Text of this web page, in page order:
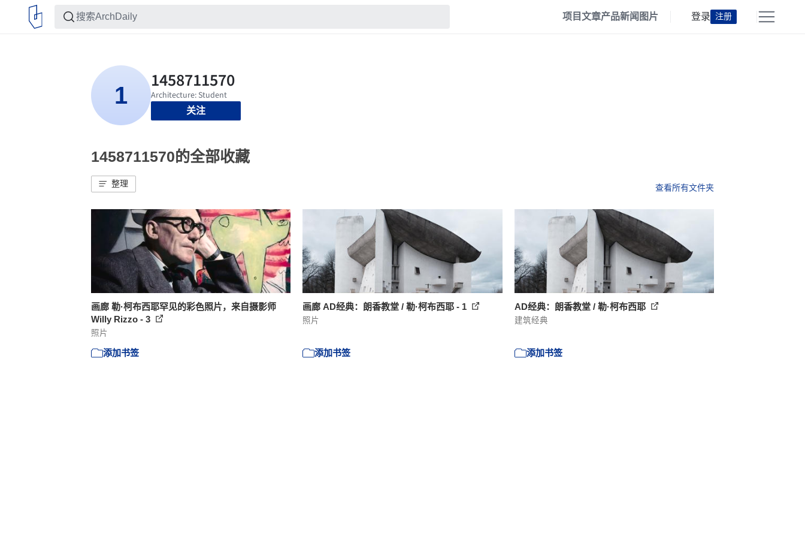
项目文章产品新闻 图片 登录 注册
关注
1458711570的全部收藏
整理 查看所有文件夹
画廊 勒·柯布西耶罕见的彩色照片，来自摄影师
Willy Rizzo - 3
照片
添加书签
画廊 AD经典：朗香教堂 / 勒·柯布西耶 - 1
照片
添加书签
AD经典：朗香教堂 / 勒·柯布西耶
建筑经典
添加书签